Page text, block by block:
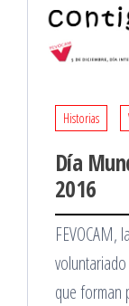
Historias
Día
2016
FEVOCAM,
que forman